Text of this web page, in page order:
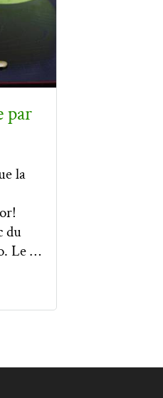
par
la
du
Le …